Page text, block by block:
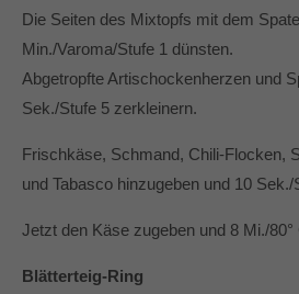
Die Seiten des Mixtopfs mit dem
Min./Varoma/Stufe 1 dünsten.
Abgetropfte Artischockenherzen und
Sek./Stufe 5 zerkleinern.
Frischkäse, Schmand, Chili-Flocken,
und Tabasco hinzugeben und 10
Jetzt den Käse zugeben und 8 Mi./
Blätterteig-Ring